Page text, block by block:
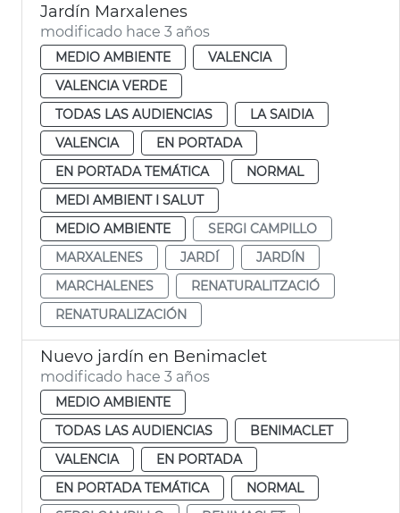
Jardín Marxalenes
modificado hace 3 años
MEDIO AMBIENTE
VALENCIA
VALENCIA VERDE
TODAS LAS AUDIENCIAS
LA SAIDIA
VALENCIA
EN PORTADA
EN PORTADA TEMÁTICA
NORMAL
MEDI AMBIENT I SALUT
MEDIO AMBIENTE
SERGI CAMPILLO
MARXALENES
JARDÍ
JARDÍN
MARCHALENES
RENATURALITZACIÓ
RENATURALIZACIÓN
Nuevo jardín en Benimaclet
modificado hace 3 años
MEDIO AMBIENTE
TODAS LAS AUDIENCIAS
BENIMACLET
VALENCIA
EN PORTADA
EN PORTADA TEMÁTICA
NORMAL